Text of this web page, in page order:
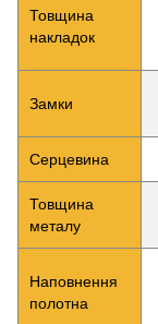
Товщина
накладок
Замки
Серцевина
Товщина
металу
Наповнення
полотна